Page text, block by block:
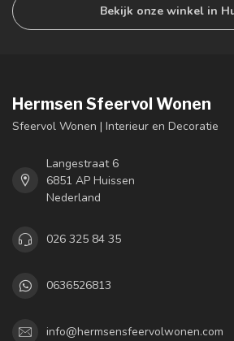
Bekijk onze winkel in
Hermsen Sfeervol Wonen
Sfeervol Wonen | Interieur en Decoratie
Langestraat 6
6851 AP Huissen
Nederland
026 325 84 35
0636526813
info@hermsensfeervolwonen.com